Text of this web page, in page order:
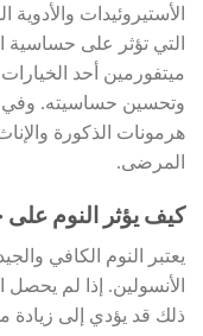
الأستيروئيدات
التي تؤثر على حساسية
ميتفورمين أحد
وتحسين حساسيته. وفي
هرمونات الذكورة
المرضى.
كيف يؤثر النوم
يعتبر النوم الكافي
الأنسولين. إذا لم
ذلك قد يؤدي إلى زيادة